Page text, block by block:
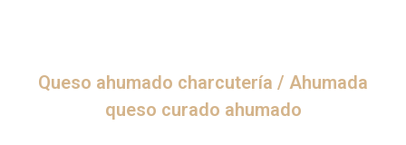
Queso ahumado charcutería / Ahumada
queso curado ahumado